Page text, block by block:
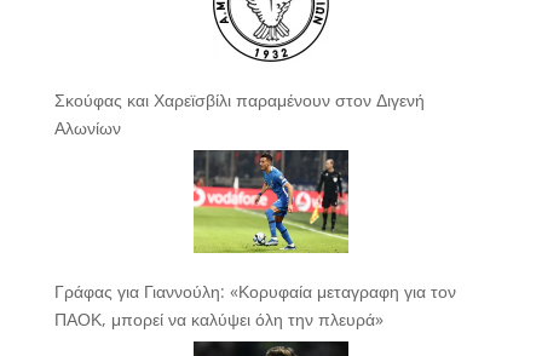
Σκούφας και Χαρεϊσβίλι παραμένουν στον Διγενή
Αλωνίων
Γράφας για Γιαννούλη: «Κορυφαία μεταγραφη για τον
ΠΑΟΚ, μπορεί να καλύψει όλη την πλευρά»